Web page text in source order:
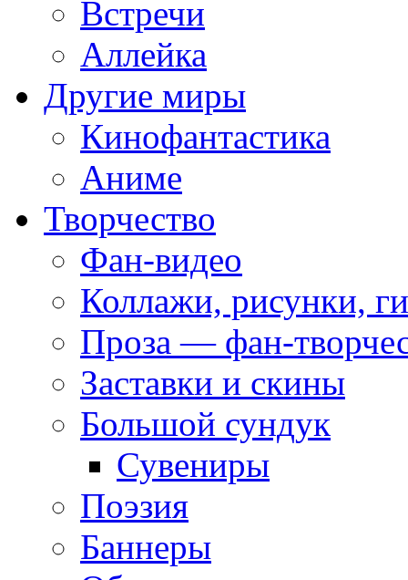
Встречи
Аллейка
Другие миры
Кинофантастика
Аниме
Творчество
Фан-видео
Коллажи, рисунки,
Проза — фан-
Заставки и скины
Большой сундук
Сувениры
Поэзия
Баннеры